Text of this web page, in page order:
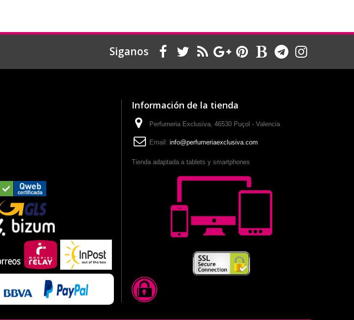
Siganos
Información de la tienda
Perfumeria Exclusiva, 46530 Puçol - Valencia
Email: info@perfumeriaexclusiva.com
Tienda adaptada a tablets y smartphones